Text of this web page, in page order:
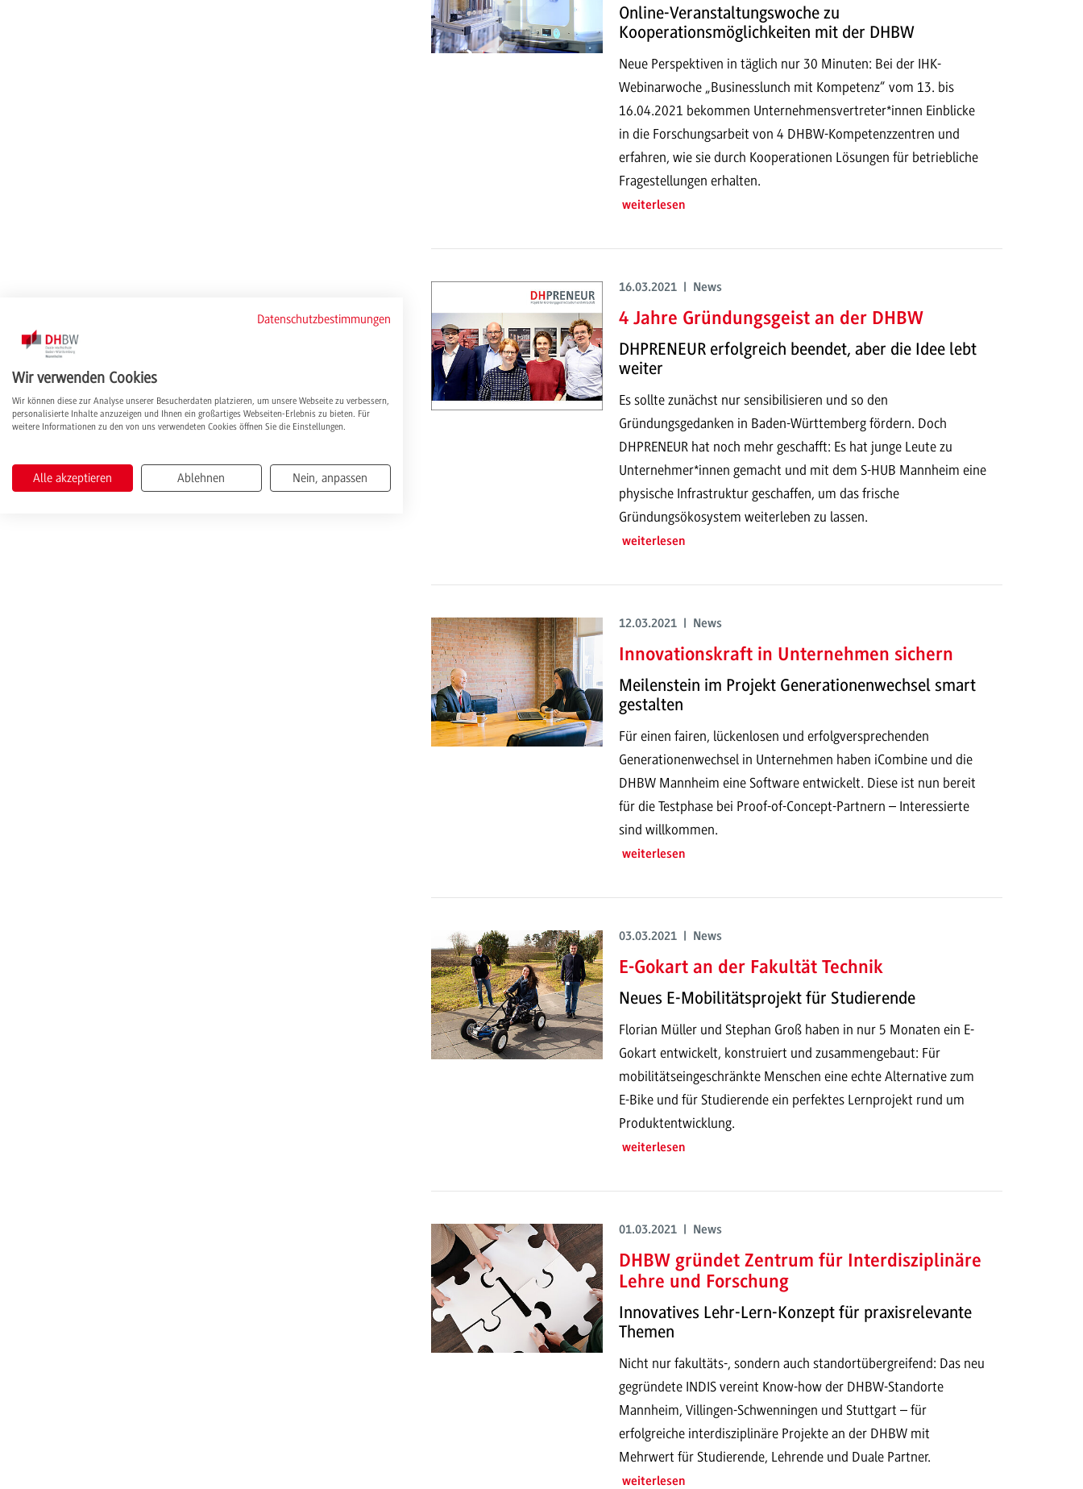
Online-Veranstaltungswoche zu
Kooperationsmöglichkeiten mit der DHBW
Neue Perspektiven in täglich nur 30 Minuten: Bei der IHK-
Webinarwoche „Businesslunch mit Kompetenz“ vom 13. bis
16.04.2021 bekommen Unternehmensvertreter*innen Einblicke
in die Forschungsarbeit von 4 DHBW-Kompetenzzentren und
erfahren, wie sie durch Kooperationen Lösungen für betriebliche
Fragestellungen erhalten.
weiterlesen
16.03.2021 | News
4 Jahre Gründungsgeist an der DHBW
DHPRENEUR erfolgreich beendet, aber die Idee lebt
weiter
Es sollte zunächst nur sensibilisieren und so den
Gründungsgedanken in Baden-Württemberg fördern. Doch
DHPRENEUR hat noch mehr geschafft: Es hat junge Leute zu
Unternehmer*innen gemacht und mit dem S-HUB Mannheim eine
physische Infrastruktur geschaffen, um das frische
Gründungsökosystem weiterleben zu lassen.
weiterlesen
12.03.2021 | News
Innovationskraft in Unternehmen sichern
Meilenstein im Projekt Generationenwechsel smart
gestalten
Für einen fairen, lückenlosen und erfolgversprechenden
Generationenwechsel in Unternehmen haben iCombine und die
DHBW Mannheim eine Software entwickelt. Diese ist nun bereit
für die Testphase bei Proof-of-Concept-Partnern – Interessierte
sind willkommen.
weiterlesen
03.03.2021 | News
E-Gokart an der Fakultät Technik
Neues E-Mobilitätsprojekt für Studierende
Florian Müller und Stephan Groß haben in nur 5 Monaten ein E-
Gokart entwickelt, konstruiert und zusammengebaut: Für
mobilitätseingeschränkte Menschen eine echte Alternative zum
E-Bike und für Studierende ein perfektes Lernprojekt rund um
Produktentwicklung.
weiterlesen
01.03.2021 | News
DHBW gründet Zentrum für Interdisziplinäre
Lehre und Forschung
Innovatives Lehr-Lern-Konzept für praxisrelevante
Themen
Nicht nur fakultäts-, sondern auch standortübergreifend: Das neu
gegründete INDIS vereint Know-how der DHBW-Standorte
Mannheim, Villingen-Schwenningen und Stuttgart – für
erfolgreiche interdisziplinäre Projekte an der DHBW mit
Mehrwert für Studierende, Lehrende und Duale Partner.
weiterlesen
Datenschutzbestimmungen
Wir verwenden Cookies
Wir können diese zur Analyse unserer Besucherdaten platzieren, um unsere Webseite zu verbessern,
personalisierte Inhalte anzuzeigen und Ihnen ein großartiges Webseiten-Erlebnis zu bieten. Für
weitere Informationen zu den von uns verwendeten Cookies öffnen Sie die Einstellungen.
Alle akzeptieren Ablehnen Nein, anpassen